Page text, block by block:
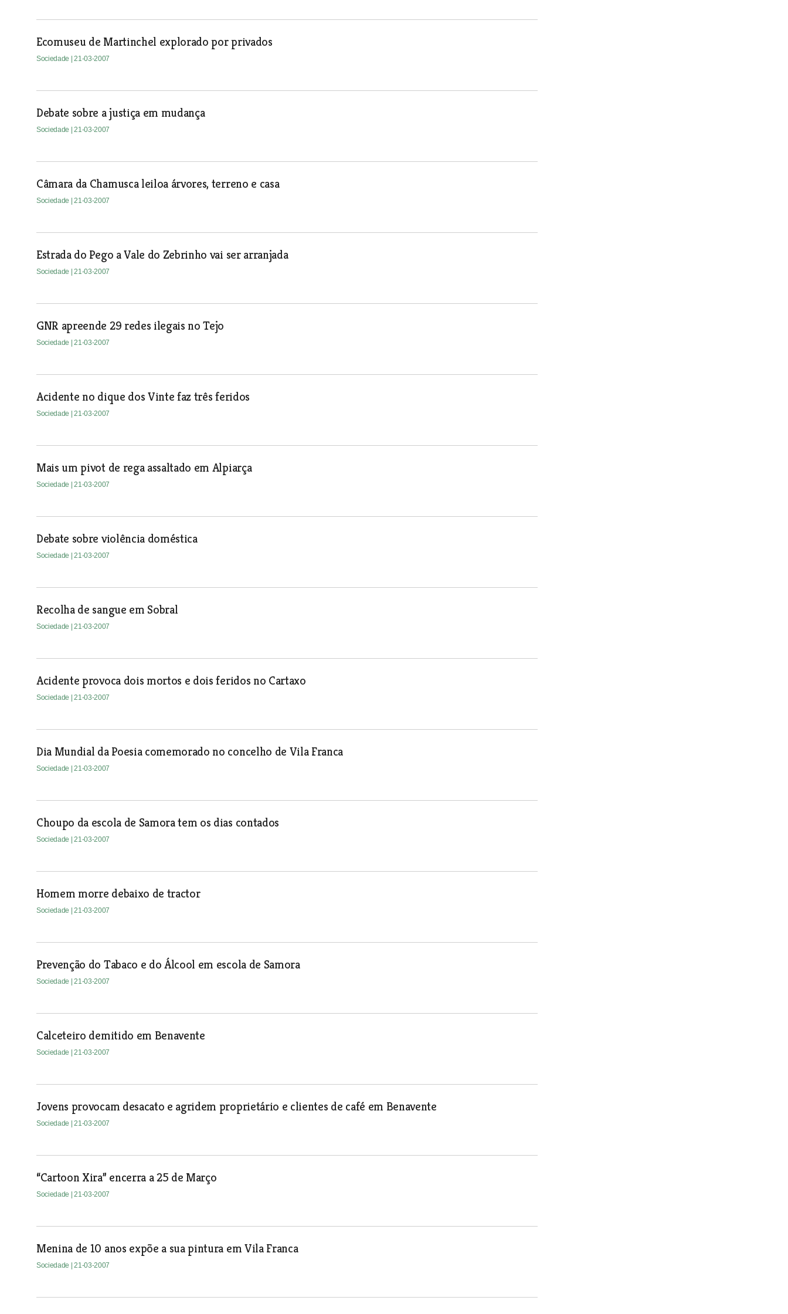
Ecomuseu de Martinchel explorado por privados
Sociedade | 21-03-2007
Debate sobre a justiça em mudança
Sociedade | 21-03-2007
Câmara da Chamusca leiloa árvores, terreno e casa
Sociedade | 21-03-2007
Estrada do Pego a Vale do Zebrinho vai ser arranjada
Sociedade | 21-03-2007
GNR apreende 29 redes ilegais no Tejo
Sociedade | 21-03-2007
Acidente no dique dos Vinte faz três feridos
Sociedade | 21-03-2007
Mais um pivot de rega assaltado em Alpiarça
Sociedade | 21-03-2007
Debate sobre violência doméstica
Sociedade | 21-03-2007
Recolha de sangue em Sobral
Sociedade | 21-03-2007
Acidente provoca dois mortos e dois feridos no Cartaxo
Sociedade | 21-03-2007
Dia Mundial da Poesia comemorado no concelho de Vila Franca
Sociedade | 21-03-2007
Choupo da escola de Samora tem os dias contados
Sociedade | 21-03-2007
Homem morre debaixo de tractor
Sociedade | 21-03-2007
Prevenção do Tabaco e do Álcool em escola de Samora
Sociedade | 21-03-2007
Calceteiro demitido em Benavente
Sociedade | 21-03-2007
Jovens provocam desacato e agridem proprietário e clientes de café em Benavente
Sociedade | 21-03-2007
“Cartoon Xira” encerra a 25 de Março
Sociedade | 21-03-2007
Menina de 10 anos expõe a sua pintura em Vila Franca
Sociedade | 21-03-2007